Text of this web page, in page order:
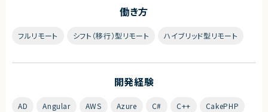
働き方
フルリモート シフト（移行）型リモート ハイブリッド型リモート
開発経験
AD Angular AWS Azure C# C++ CakePHP